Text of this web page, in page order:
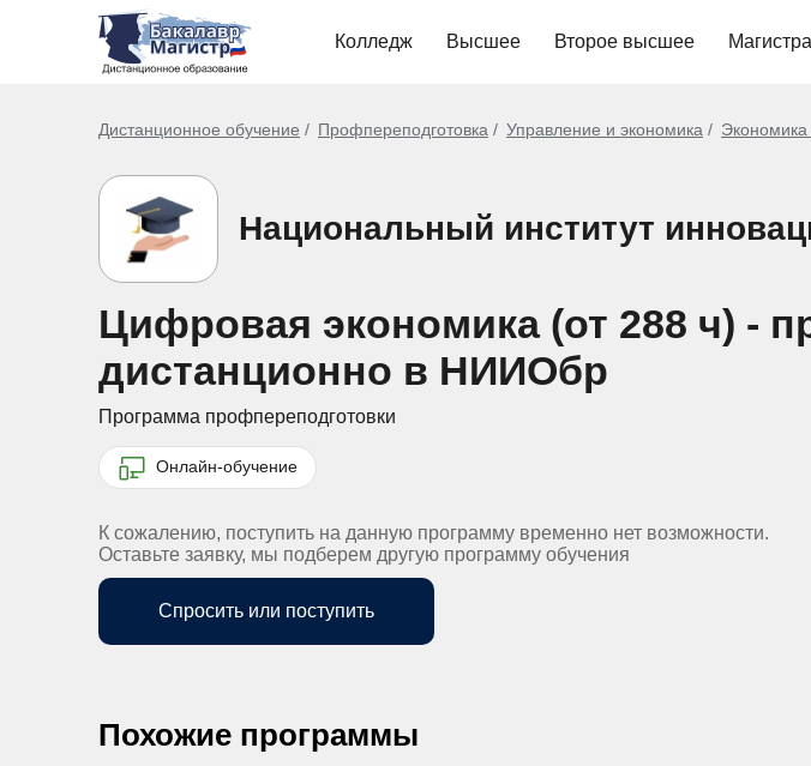
Колледж Высшее Второе высшее
Дистанционное обучение Профпереподготовка Управление и экономика
Национальный институт
Цифровая экономика (от 288 ч) -
дистанционно в НИИОбр
Программа профпереподготовки
Онлайн-обучение
К сожалению, поступить на данную программу временно нет возможности.
Оставьте заявку, мы подберем другую программу обучения
Спросить или поступить
Похожие программы